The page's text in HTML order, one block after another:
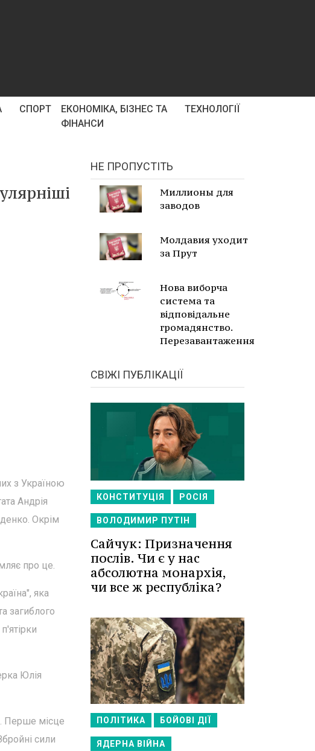
СПОРТ
ЕКОНОМІКА, БІЗНЕС ТА
ФІНАНСИ
ТЕХНОЛОГІЇ
з Україною
Андрія
Окрім
про це.
яка
загиблого
Юлія
Перше місце
сили
НЕ ПРОПУСТІТЬ
Миллионы для
заводов
Молдавия уходит
за Прут
Нова виборча
система та
відповідальне
громадянство.
Перезавантаження
СВІЖІ ПУБЛІКАЦІЇ
КОНСТИТУЦІЯ РОСІЯ
ВОЛОДИМИР ПУТІН
Сайчук: Призначення
послів. Чи є у нас
абсолютна монархія,
чи все ж республіка?
ПОЛІТИКА БОЙОВІ ДІЇ
ЯДЕРНА ВІЙНА